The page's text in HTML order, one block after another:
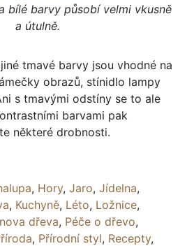
bílé barvy působí velmi vkusně
a útulně.
tmavé barvy jsou vhodné na
obrazů, stínidlo lampy
s tmavými odstíny se to ale
barvami pak
některé drobnosti.
, Hory, Jaro, Jídelna,
, Kuchyně, Léto, Ložnice,
dřeva, Péče o dřevo,
, Přírodní styl, Recepty,